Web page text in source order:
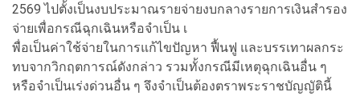
2569 ไปตั้งเป็นงบประมาณรายจ่ายงบกลางรายการเงินสำรอง
จ่ายเพื่อกรณีฉุกเฉินหรือจำเป็น เ
พื่อเป็นค่าใช้จ่ายในการแก้ไขปัญหา ฟื้นฟู และบรรเทาผลกระ
ทบจากวิกฤตการณ์ดังกล่าว รวมทั้งกรณีมีเหตุฉุกเฉินอื่น ๆ
หรือจำเป็นเร่งด่วนอื่น ๆ จึงจำเป็นต้องตราพระราชบัญญัตินี้